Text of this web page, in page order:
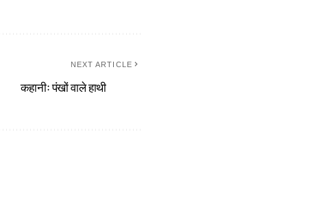
NEXT ARTICLE
कहानीः पंखों वाले हाथी